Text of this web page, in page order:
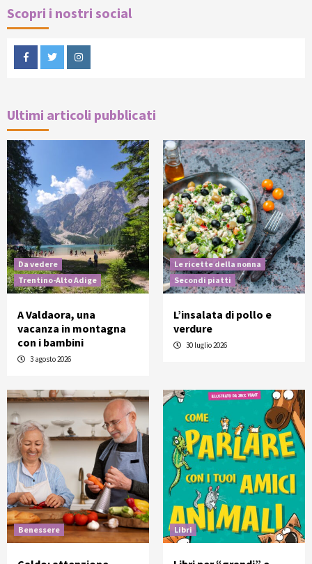
Scopri i nostri social
FacebookTwitterInstagram
Ultimi articoli pubblicati
Da vedere
Trentino-Alto Adige
A Valdaora, una
vacanza in montagna
con i bambini
3 agosto 2026
Le ricette della nonna
Secondi piatti
L’insalata di pollo e
verdure
30 luglio 2026
Benessere Libri